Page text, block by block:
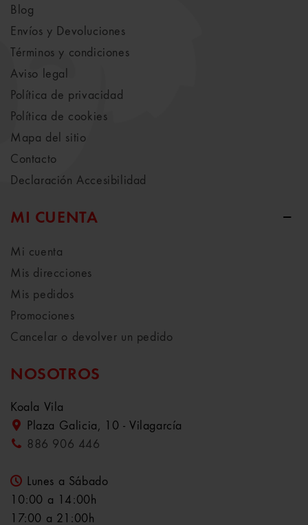
Blog
Envíos y Devoluciones
Términos y condiciones
Aviso legal
Política de privacidad
Política de cookies
Mapa del sitio
Contacto
Declaración Accesibilidad
MI CUENTA
Mi cuenta
Mis direcciones
Mis pedidos
Promociones
Cancelar o devolver un pedido
NOSOTROS
Koala Vila
Plaza Galicia, 10 - Vilagarcía
886 906 446
Lunes a Sábado
10:00 a 14:00h
17:00 a 21:00h